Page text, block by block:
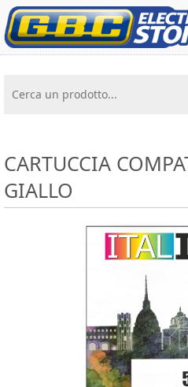
Cerca un prodotto...
CARTUCCIA
GIALLO